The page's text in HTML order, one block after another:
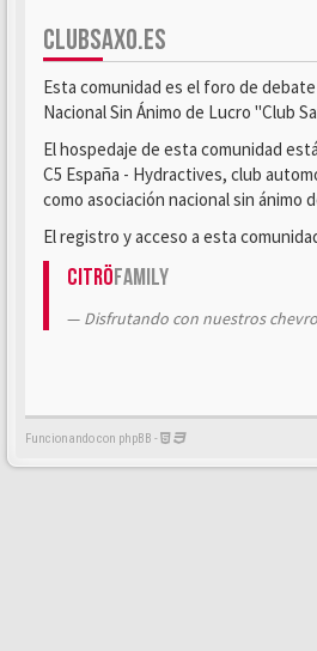
CLUBSAXO.ES
Esta comunidad es el foro de
Nacional Sin Ánimo de Lucro "Club
El hospedaje de esta comunidad
C5 España - Hydractives, club
como asociación nacional sin ánimo
El registro y acceso a esta
CitröFamily
Disfrutando con nuestros
Funcionando con phpBB -